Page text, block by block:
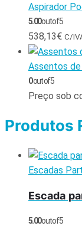
Aspirador
5.00out of 5
538,13€ C/
Assentos
0out of 5
Preço sob
Produtos
Escadas
Escada
5.00out of 5